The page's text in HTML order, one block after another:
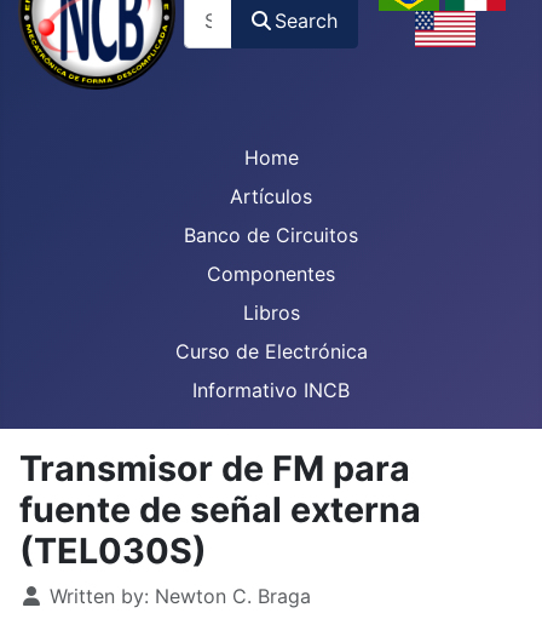
Search
Home
Artículos
Banco de Circuitos
Componentes
Libros
Curso de Electrónica
Informativo INCB
Transmisor de FM para
fuente de señal externa
(TEL030S)
Details
Written by: Newton C. Braga